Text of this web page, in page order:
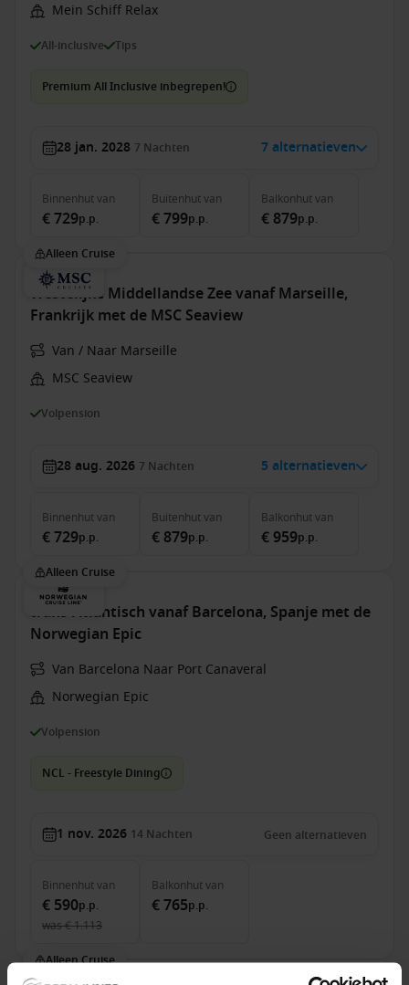
Mein Schiff Relax
All-inclusive Tips
Premium All Inclusive inbegrepen!
28 jan. 2028 7 Nachten 7 alternatieven
Binnenhutvan
€ 729p.p.
Buitenhutvan
€ 799p.p.
Balkonhutvan
€ 879p.p.
Alleen Cruise
Westelijke Middellandse Zee vanaf Marseille,
Frankrijk met de MSC Seaview
Van / Naar Marseille
MSC Seaview
Volpension
28 aug. 2026 7 Nachten 5 alternatieven
Binnenhutvan
€ 729p.p.
Buitenhutvan
€ 879p.p.
Balkonhutvan
€ 959p.p.
Alleen Cruise
trans-Atlantisch vanaf Barcelona, Spanje met de
Norwegian Epic
Van Barcelona Naar Port Canaveral
Norwegian Epic
Volpension
NCL - Freestyle Dining
1 nov. 2026 14 Nachten Geen alternatieven
Binnenhutvan
€ 590p.p.
was€ 1.113
Balkonhutvan
€ 765p.p.
Alleen Cruise